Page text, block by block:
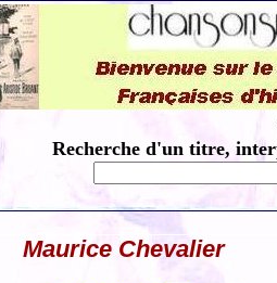
Recherche d'un titre,
Maurice Chevalier